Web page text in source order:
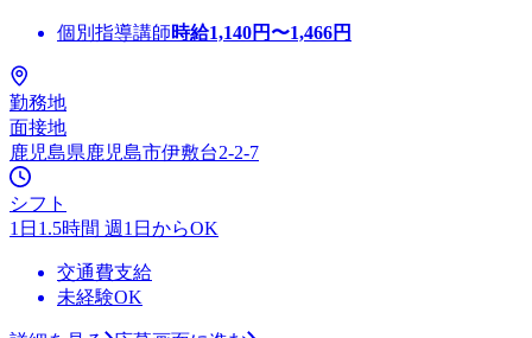
個別指導講師時給1,140円〜1,466円
勤務地
面接地
鹿児島県鹿児島市伊敷台2-2-7
シフト
1日1.5時間 週1日からOK
交通費支給
未経験OK